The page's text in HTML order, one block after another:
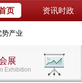
页 资讯时政
势产业
展
Exhibition